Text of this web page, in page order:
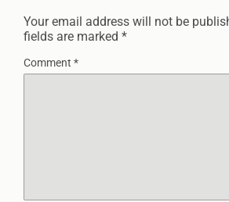
Your email address will not be
fields are marked *
Comment *